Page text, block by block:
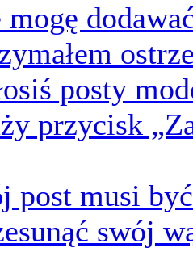
posty
przycisk
post musi
swój